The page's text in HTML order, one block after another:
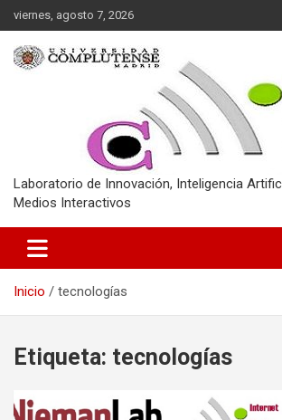
Saltar
al
contenido
viernes, agosto 7, 2026
Laboratorio de Innovación, Inteligencia
Medios Interactivos
Inicio tecnologías
Etiqueta: tecnologías